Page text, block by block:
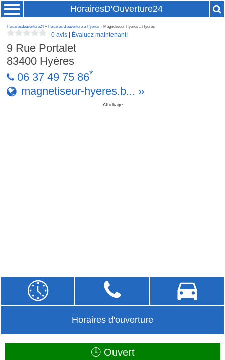
HorairesD'Ouverture24
Horairesdouverture24» Horaires d'ouverture à Hyères » Magnétiseur Hyères à Hyères
|0 avis Évaluez maintenant!
9 Rue Portalet
83400 Hyères
06 37 49 75 86*
magnetiseur-hyeres.b... »
Affichage
Horaires d'ouverture
🕒 Ouvert